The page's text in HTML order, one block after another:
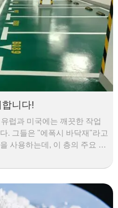
니다!
럽과 미국에는 깨끗한 작업
. 그들은 "에폭시 바닥재"라고
사용하는데, 이 층의 주요 성
니다. 에폭시 바닥 페인트는
유형으로 나눌 수 있습니다. 용
(VOC)을 방출하지만 비용 비
폭시 바닥을 선택해야 할까요?